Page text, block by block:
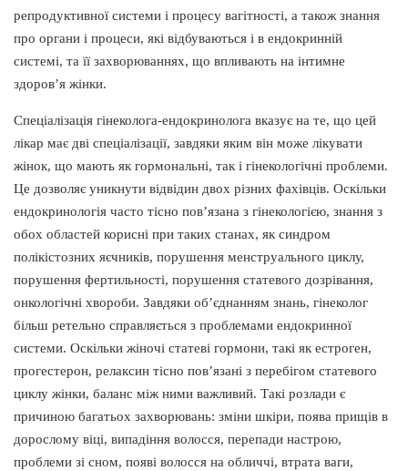
репродуктивної системи і процесу вагітності, а також знання
про органи і процеси, які відбуваються і в ендокринній
системі, та її захворюваннях, що впливають на інтимне
здоров’я жінки.
Спеціалізація гінеколога-ендокринолога вказує на те, що цей
лікар має дві спеціалізації, завдяки яким він може лікувати
жінок, що мають як гормональні, так і гінекологічні проблеми.
Це дозволяє уникнути відвідин двох різних фахівців. Оскільки
ендокринологія часто тісно пов’язана з гінекологією, знання з
обох областей корисні при таких станах, як синдром
полікістозних яєчників, порушення менструального циклу,
порушення фертильності, порушення статевого дозрівання,
онкологічні хвороби. Завдяки об’єднанням знань, гінеколог
більш ретельно справляється з проблемами ендокринної
системи. Оскільки жіночі статеві гормони, такі як естроген,
прогестерон, релаксин тісно пов’язані з перебігом статевого
циклу жінки, баланс між ними важливий. Такі розлади є
причиною багатьох захворювань: зміни шкіри, поява прищів в
дорослому віці, випадіння волосся, перепади настрою,
проблеми зі сном, появі волосся на обличчі, втрата ваги,